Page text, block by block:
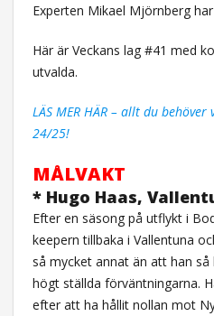
Experten Mikael Mjörnberg
Här är Veckans lag #41 med
utvalda.
LÄS MER HÄR – allt du
24/25!
MÅLVAKT
* Hugo Haas,
Efter en säsong på utflykt i
keepern tillbaka i Vallentuna
så mycket annat än att han
högt ställda förväntningarna.
efter att ha hållit nollan mot